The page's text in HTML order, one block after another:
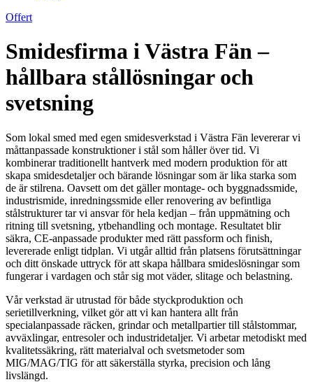
Offert
Smidesfirma i Västra Fän –
hållbara stållösningar och
svetsning
Som lokal smed med egen smidesverkstad i Västra Fän levererar vi
måttanpassade konstruktioner i stål som håller över tid. Vi
kombinerar traditionellt hantverk med modern produktion för att
skapa smidesdetaljer och bärande lösningar som är lika starka som
de är stilrena. Oavsett om det gäller montage- och byggnadssmide,
industrismide, inredningssmide eller renovering av befintliga
stålstrukturer tar vi ansvar för hela kedjan – från uppmätning och
ritning till svetsning, ytbehandling och montage. Resultatet blir
säkra, CE-anpassade produkter med rätt passform och finish,
levererade enligt tidplan. Vi utgår alltid från platsens förutsättningar
och ditt önskade uttryck för att skapa hållbara smideslösningar som
fungerar i vardagen och står sig mot väder, slitage och belastning.
Vår verkstad är utrustad för både styckproduktion och
serietillverkning, vilket gör att vi kan hantera allt från
specialanpassade räcken, grindar och metallpartier till stålstommar,
avväxlingar, entresoler och industridetaljer. Vi arbetar metodiskt med
kvalitetssäkring, rätt materialval och svetsmetoder som
MIG/MAG/TIG för att säkerställa styrka, precision och lång
livslängd.